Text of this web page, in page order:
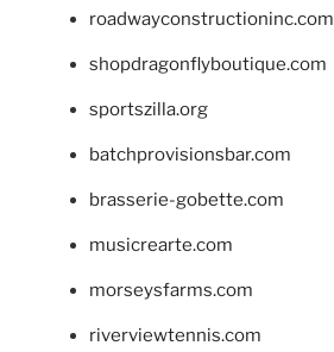
roadwayconstructioninc.com
shopdragonflyboutique.com
sportszilla.org
batchprovisionsbar.com
brasserie-gobette.com
musicrearte.com
morseysfarms.com
riverviewtennis.com